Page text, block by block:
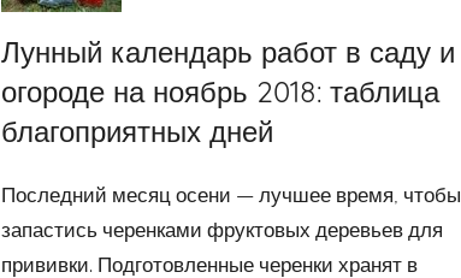
Лунный календарь работ в саду и
огороде на ноябрь 2018: таблица
благоприятных дней
Последний месяц осени — лучшее время, чтобы
запастись черенками фруктовых деревьев для
прививки. Подготовленные черенки хранят в